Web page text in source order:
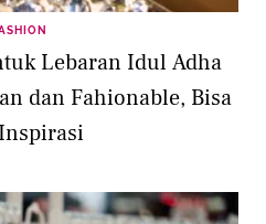
Lebaran Idul Adha
dan Fahionable, Bisa